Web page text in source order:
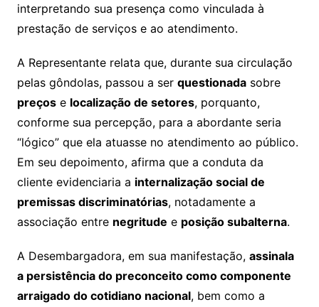
interpretando sua presença como vinculada à
prestação de serviços e ao atendimento.
A Representante relata que, durante sua circulação
pelas gôndolas, passou a ser questionadasobre
preçose localização de setores, porquanto,
conforme sua percepção, para a abordante seria
“lógico” que ela atuasse no atendimento ao público.
Em seu depoimento, afirma que a conduta da
cliente evidenciaria a internalização social de
premissas discriminatórias, notadamente a
associação entre negritude e posição subalterna.
A Desembargadora, em sua manifestação, assinala
a persistência do preconceito como componente
arraigado do cotidiano nacional, bem como a